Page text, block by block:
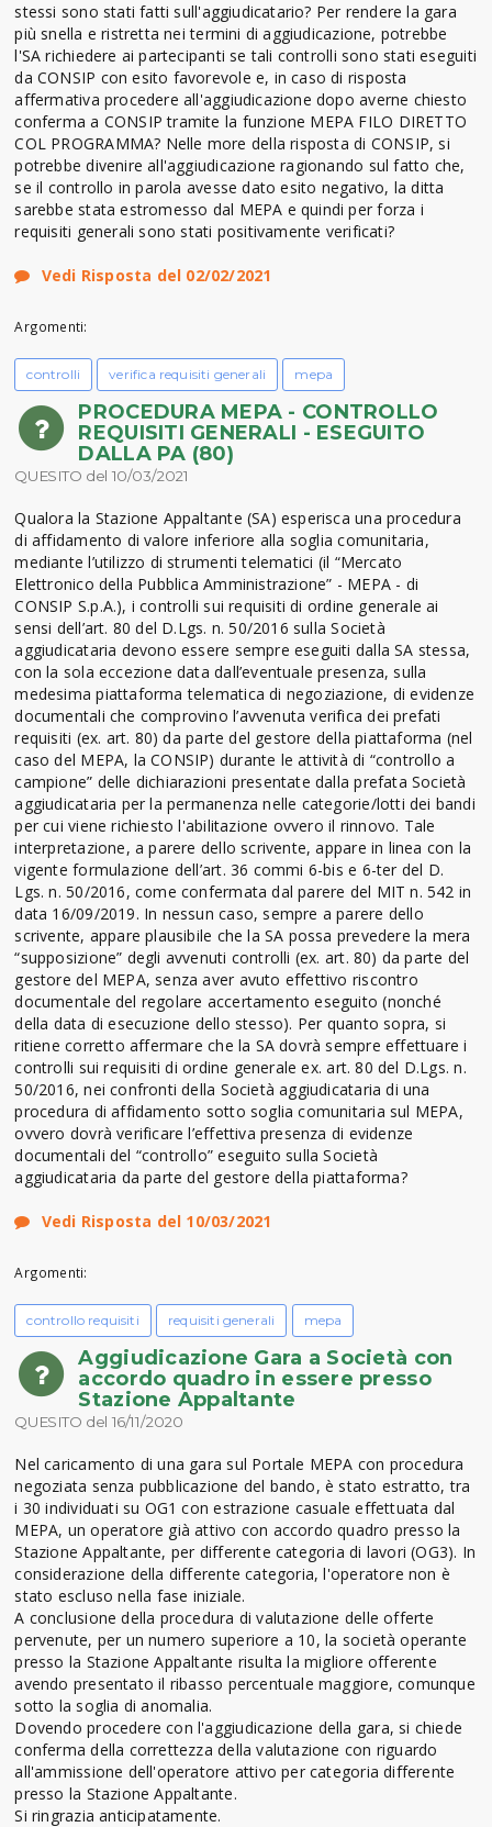
stessi sono stati fatti sull'aggiudicatario? Per rendere la gara
più snella e ristretta nei termini di aggiudicazione, potrebbe
l'SA richiedere ai partecipanti se tali controlli sono stati eseguiti
da CONSIP con esito favorevole e, in caso di risposta
affermativa procedere all'aggiudicazione dopo averne chiesto
conferma a CONSIP tramite la funzione MEPA FILO DIRETTO
COL PROGRAMMA? Nelle more della risposta di CONSIP, si
potrebbe divenire all'aggiudicazione ragionando sul fatto che,
se il controllo in parola avesse dato esito negativo, la ditta
sarebbe stata estromesso dal MEPA e quindi per forza i
requisiti generali sono stati positivamente verificati?
Vedi Risposta del 02/02/2021
Argomenti:
controlli verifica requisiti generali mepa
PROCEDURA MEPA - CONTROLLO
REQUISITI GENERALI - ESEGUITO
DALLA PA (80)
QUESITO del 10/03/2021
Qualora la Stazione Appaltante (SA) esperisca una procedura
di affidamento di valore inferiore alla soglia comunitaria,
mediante l’utilizzo di strumenti telematici (il “Mercato
Elettronico della Pubblica Amministrazione” - MEPA - di
CONSIP S.p.A.), i controlli sui requisiti di ordine generale ai
sensi dell’art. 80 del D.Lgs. n. 50/2016 sulla Società
aggiudicataria devono essere sempre eseguiti dalla SA stessa,
con la sola eccezione data dall’eventuale presenza, sulla
medesima piattaforma telematica di negoziazione, di evidenze
documentali che comprovino l’avvenuta verifica dei prefati
requisiti (ex. art. 80) da parte del gestore della piattaforma (nel
caso del MEPA, la CONSIP) durante le attività di “controllo a
campione” delle dichiarazioni presentate dalla prefata Società
aggiudicataria per la permanenza nelle categorie/lotti dei bandi
per cui viene richiesto l'abilitazione ovvero il rinnovo. Tale
interpretazione, a parere dello scrivente, appare in linea con la
vigente formulazione dell’art. 36 commi 6-bis e 6-ter del D.
Lgs. n. 50/2016, come confermata dal parere del MIT n. 542 in
data 16/09/2019. In nessun caso, sempre a parere dello
scrivente, appare plausibile che la SA possa prevedere la mera
“supposizione” degli avvenuti controlli (ex. art. 80) da parte del
gestore del MEPA, senza aver avuto effettivo riscontro
documentale del regolare accertamento eseguito (nonché
della data di esecuzione dello stesso). Per quanto sopra, si
ritiene corretto affermare che la SA dovrà sempre effettuare i
controlli sui requisiti di ordine generale ex. art. 80 del D.Lgs. n.
50/2016, nei confronti della Società aggiudicataria di una
procedura di affidamento sotto soglia comunitaria sul MEPA,
ovvero dovrà verificare l’effettiva presenza di evidenze
documentali del “controllo” eseguito sulla Società
aggiudicataria da parte del gestore della piattaforma?
Vedi Risposta del 10/03/2021
Argomenti:
controllo requisiti requisiti generali mepa
Aggiudicazione Gara a Società con
accordo quadro in essere presso
Stazione Appaltante
QUESITO del 16/11/2020
Nel caricamento di una gara sul Portale MEPA con procedura
negoziata senza pubblicazione del bando, è stato estratto, tra
i 30 individuati su OG1 con estrazione casuale effettuata dal
MEPA, un operatore già attivo con accordo quadro presso la
Stazione Appaltante, per differente categoria di lavori (OG3). In
considerazione della differente categoria, l'operatore non è
stato escluso nella fase iniziale.
A conclusione della procedura di valutazione delle offerte
pervenute, per un numero superiore a 10, la società operante
presso la Stazione Appaltante risulta la migliore offerente
avendo presentato il ribasso percentuale maggiore, comunque
sotto la soglia di anomalia.
Dovendo procedere con l'aggiudicazione della gara, si chiede
conferma della correttezza della valutazione con riguardo
all'ammissione dell'operatore attivo per categoria differente
presso la Stazione Appaltante.
Si ringrazia anticipatamente.